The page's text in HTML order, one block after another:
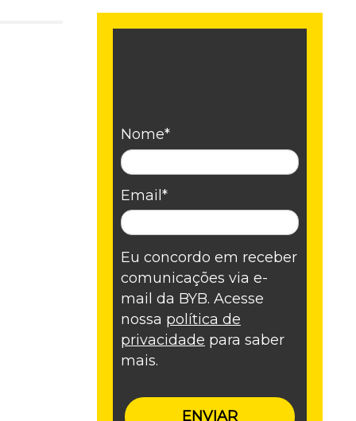
Nome*
Email*
Eu concordo em receber
comunicações via e-
mail da BYB. Acesse
nossa política de
privacidade para saber
mais.
ENVIAR